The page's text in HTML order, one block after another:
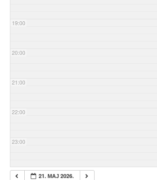
19:00
20:00
21:00
22:00
23:00
21. МАЈ 2026.